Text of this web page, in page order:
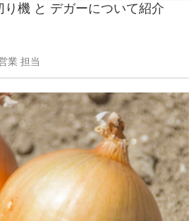
機 と デガーについて紹介
業 担当